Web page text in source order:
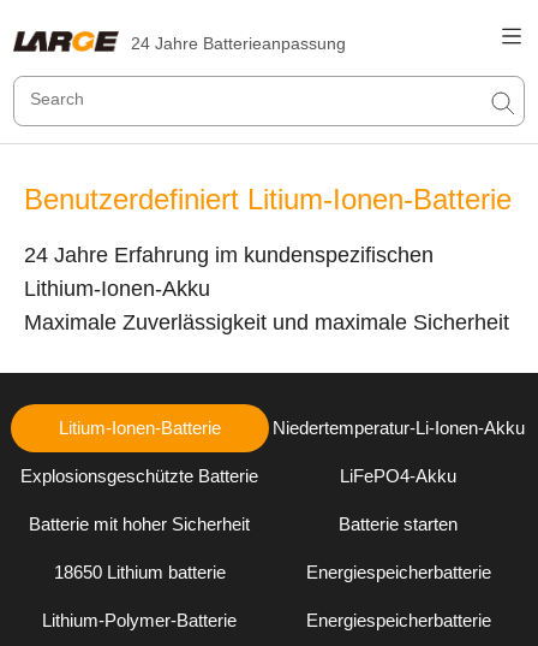
24 Jahre Batterieanpassung
Benutzerdefiniert Litium-Ionen-Batterie
24 Jahre Erfahrung im kundenspezifischen
Lithium-Ionen-Akku
Maximale Zuverlässigkeit und maximale Sicherheit
Litium-Ionen-Batterie Niedertemperatur-Li-Ionen-Akku
Explosionsgeschützte Batterie LiFePO4-Akku
Batterie mit hoher Sicherheit Batterie starten
18650 Lithium batterie Energiespeicherbatterie
Lithium-Polymer-Batterie Energiespeicherbatterie